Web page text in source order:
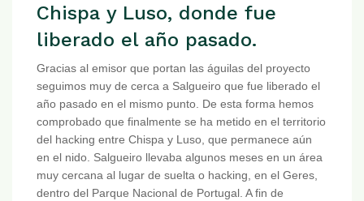
Chispa y Luso, donde fue
liberado el año pasado.
Gracias al emisor que portan las águilas del proyecto
seguimos muy de cerca a Salgueiro que fue liberado el
año pasado en el mismo punto. De esta forma hemos
comprobado que finalmente se ha metido en el territorio
del hacking entre Chispa y Luso, que permanece aún
en el nido. Salgueiro llevaba algunos meses en un área
muy cercana al lugar de suelta o hacking, en el Geres,
dentro del Parque Nacional de Portugal. A fin de